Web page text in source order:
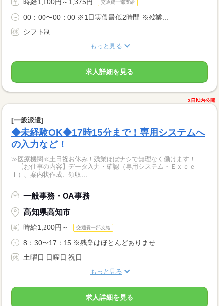
時給1,100円～1,375円 交通費一部支給
00：00〜00：00 ※1日実働最低2時間 ※残業...
シフト制
もっと見る
求人詳細を見る
3日以内公開
[一般派遣]
◆未経験OK◆17時15分まで！専用システムへ
の入力など！
≫医療機関≪土日祝お休み！残業ほぼナシで無理なく働けます！
【お仕事の内容】データ入力・確認（専用システム・Ｅｘｃｅ
ｌ）、案内状作成、領収...
一般事務・OA事務
高知県高知市
時給1,200円～ 交通費一部支給
8：30〜17：15 ※残業はほとんどありませ...
土曜日 日曜日 祝日
もっと見る
求人詳細を見る